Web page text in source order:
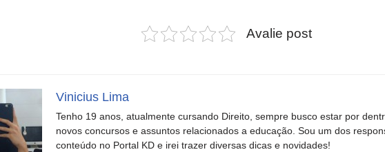
Avalie post
Vinicius Lima
Tenho 19 anos, atualmente cursando Direito, sempre busco estar por
novos concursos e assuntos relacionados a educação. Sou um dos
conteúdo no Portal KD e irei trazer diversas dicas e novidades!